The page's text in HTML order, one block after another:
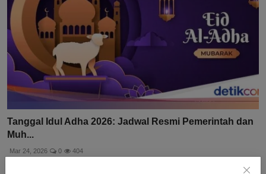
Tanggal Idul Adha 2026: Jadwal Resmi Pemerintah dan
Muh...
Mar 24, 2026 0 404